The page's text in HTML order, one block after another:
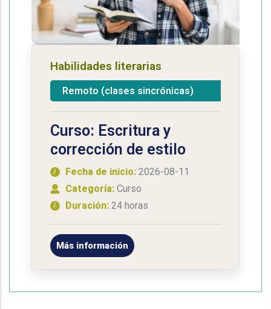
Habilidades literarias
Remoto (clases sincrónicas)
Curso: Escritura y
corrección de estilo
Fecha de inicio: 2026-08-11
Categoría: Curso
Duración: 24 horas
Más información